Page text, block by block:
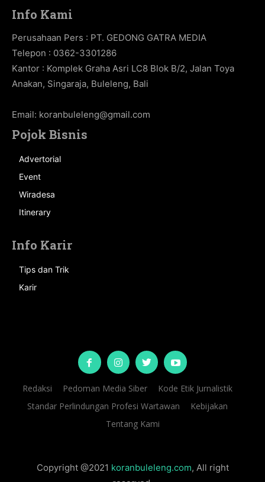
Info Kami
Perusahaan Pers : PT. GEDONG GATRA MEDIA
Telepon : 0362-3301286
Kantor : Komplek Graha Asri LC8 Blok B/2, Jalan Toya
Anakan, Singaraja, Buleleng, Bali
Email: koranbuleleng@gmail.com
Pojok Bisnis
Advertorial
Event
Wiradesa
Itinerary
Info Karir
Tips dan Trik
Karir
Redaksi Pedoman Media Siber
Kode Etik Jurnalistik
Standar Perlindungan Profesi Wartawan
Kebijakan
Tentang Kami
Copyright @2021 koranbuleleng.com, All right